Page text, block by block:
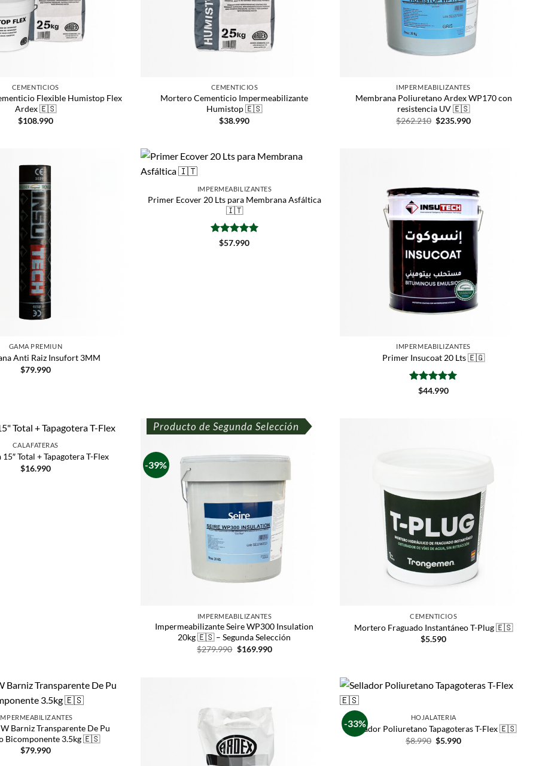
CEMENTICIOS
Flexible Humistop Flex
Ardex 🇪🇸
$108.990
CEMENTICIOS
Mortero Cementicio Impermeabilizante
Humistop 🇪🇸
$38.990
IMPERMEABILIZANTES
Membrana Poliuretano Ardex WP170 con
resistencia UV 🇪🇸
$262.210 $235.990
GAMA PREMIUN
Anti Raiz Insufort 3MM
$79.990
IMPERMEABILIZANTES
Primer Ecover 20 Lts para Membrana Asfáltica
🇮🇹
Valorado
$57.990
IMPERMEABILIZANTES
Primer Insucoat 20 Lts 🇪🇬
Valorado
$44.990
CALAFATERAS
Total + Tapagotera T-Flex
$16.990 -39%
Producto de Segunda Selección
IMPERMEABILIZANTES
Impermeabilizante Seire WP300 Insulation
20kg 🇪🇸 – Segunda Selección
$279.990 $169.990
CEMENTICIOS
Mortero Fraguado Instantáneo T-Plug 🇪🇸
$5.590
Barniz Transparente De Pu
Bicomponente 3.5kg 🇪🇸
$79.990
-33%
HOJALATERIA
Sellador Poliuretano Tapagoteras T-Flex 🇪🇸
$8.990 $5.990